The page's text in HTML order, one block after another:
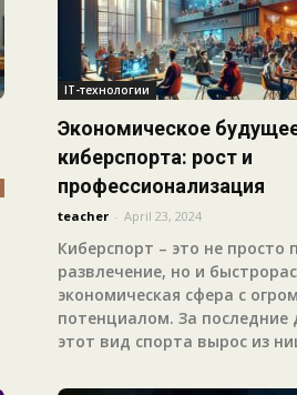
IT-технологии
Экономическое
киберспорта: рост и
профессионализация
teacher - April 23, 2024
Киберспорт – это не просто
развлечение, но и
экономическая сфера с
потенциалом. За последние
этот вид спорта вырос из